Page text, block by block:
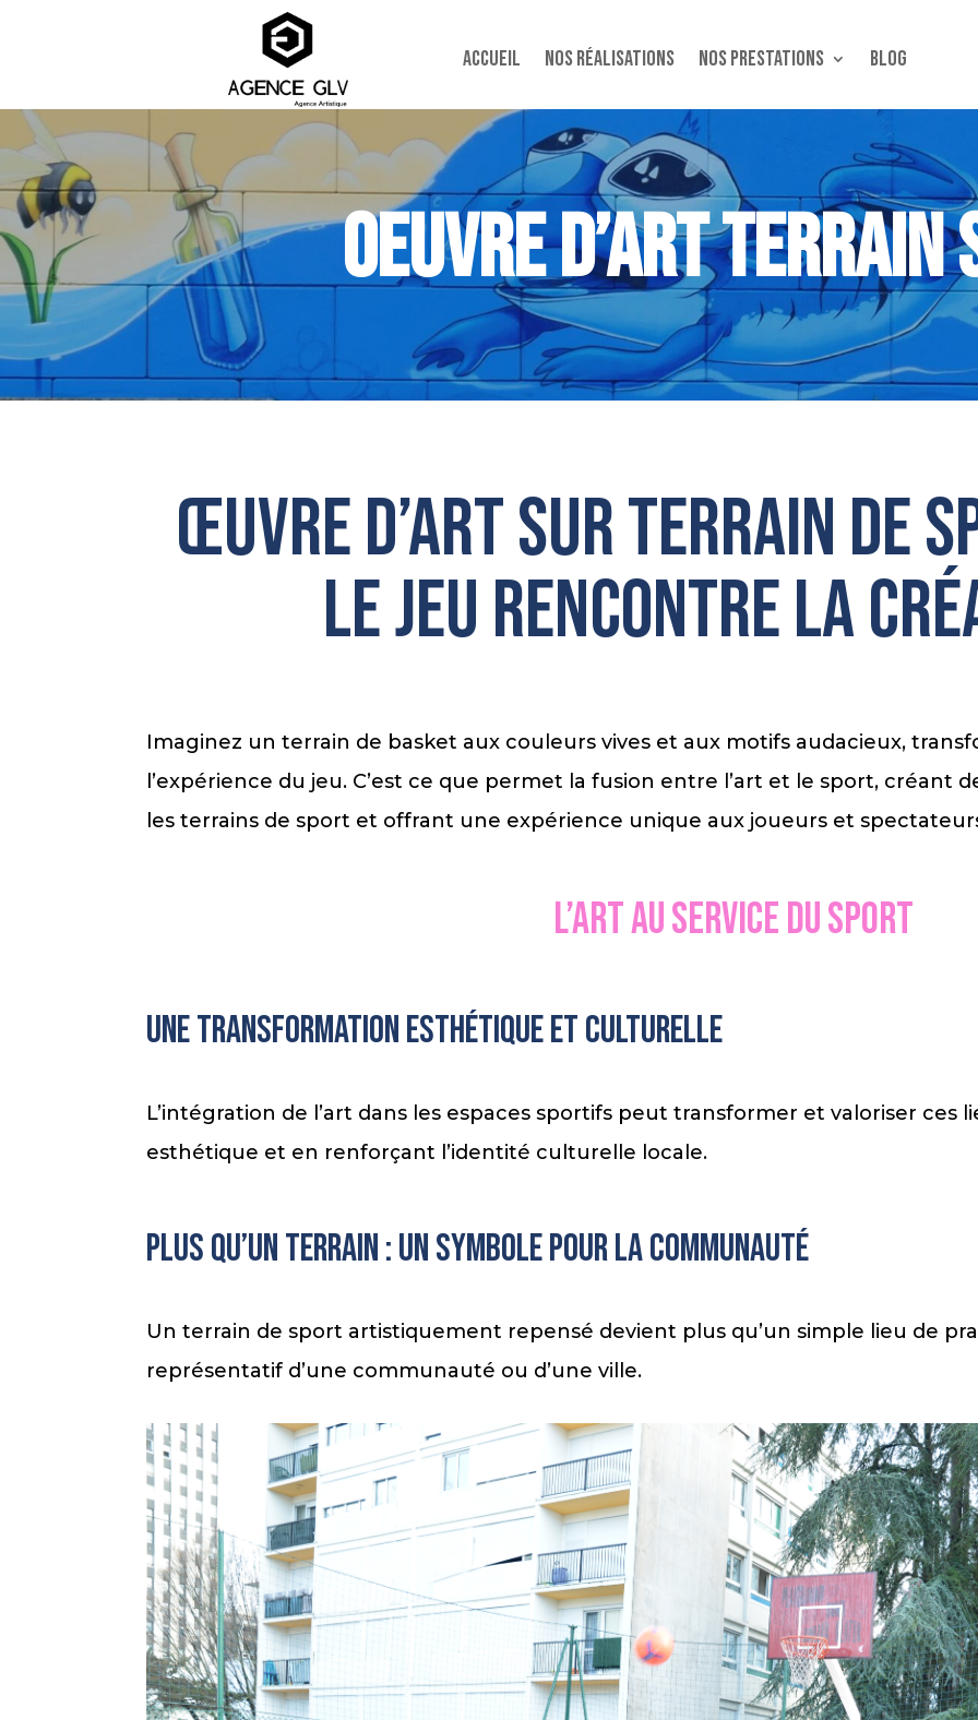
Accueil Nos réalisations Nos Prestations Blog
OEUVRE D’ART TERRAIN
œuvre d’art sur terrain de
le jeu rencontre la
Imaginez un terrain de basket aux couleurs vives et aux motifs audacieux,
l’expérience du jeu. C’est ce que permet la fusion entre l’art et le sport, créant
les terrains de sport et offrant une expérience unique aux joueurs et
L’art au service du sport
Une transformation esthétique et culturelle
L’intégration de l’art dans les espaces sportifs peut transformer et valoriser ces
esthétique et en renforçant l’identité culturelle locale.
Plus qu’un terrain : un symbole pour la communauté
Un terrain de sport artistiquement repensé devient plus qu’un simple lieu de
représentatif d’une communauté ou d’une ville.